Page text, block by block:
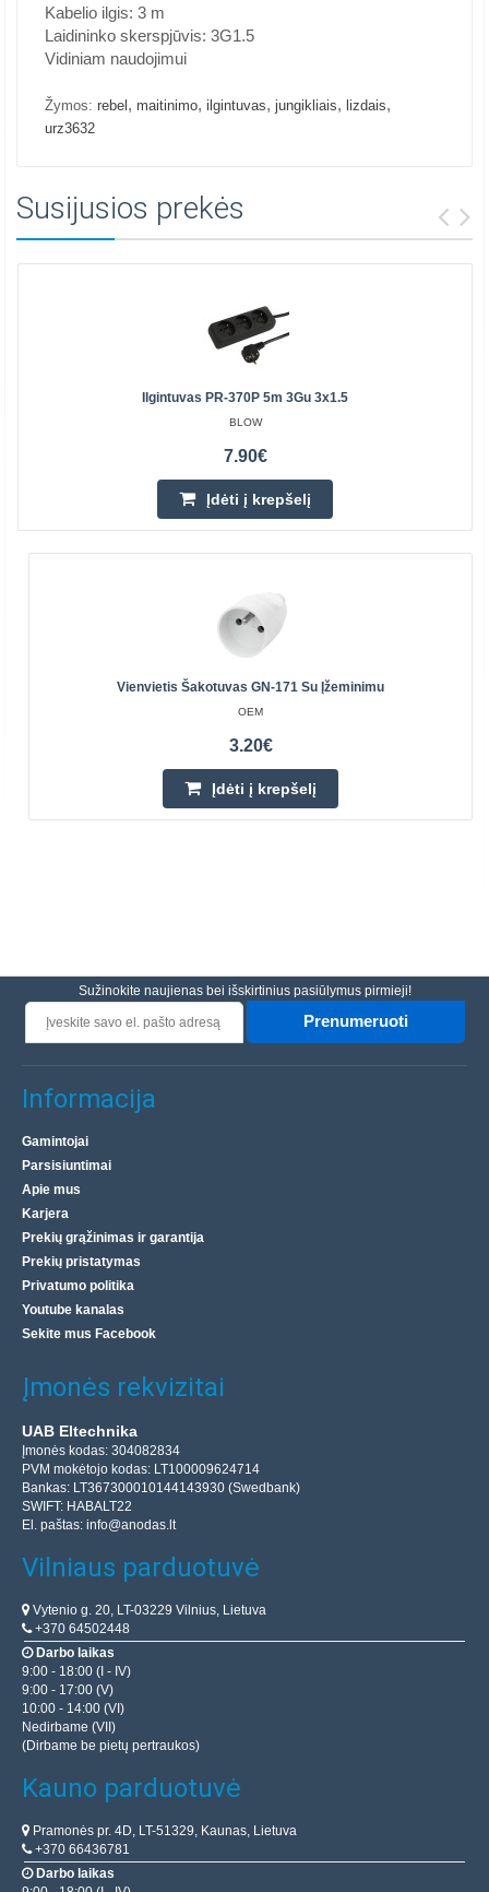
Kabelio ilgis: 3 m
Laidininko skerspjūvis: 3G1.5
Vidiniam naudojimui
Žymos: rebel , maitinimo, ilgintuvas, jungikliais, lizdais,
urz3632
Susijusios prekės
Ilgintuvas PR-370P 5m 3Gu 3x1.5
BLOW
7.90€
Įdėti į krepšelį
Vienvietis Šakotuvas GN-171 Su Įžeminimu
OEM
3.20€
Įdėti į krepšelį
Sužinokite naujienas bei išskirtinius pasiūlymus pirmieji!
Prenumeruoti
Informacija
Gamintojai
Parsisiuntimai
Apie mus
Karjera
Prekių grąžinimas ir garantija
Prekių pristatymas
Privatumo politika
Youtube kanalas
Sekite mus Facebook
Įmonės rekvizitai
UAB Eltechnika
Įmonės kodas: 304082834
PVM mokėtojo kodas: LT100009624714
Bankas: LT367300010144143930 (Swedbank)
SWIFT: HABALT22
El. paštas: info@anodas.lt
Vilniaus parduotuvė
Vytenio g. 20, LT-03229 Vilnius, Lietuva
+370 64502448
Darbo laikas
9:00 - 18:00 (I - IV)
9:00 - 17:00 (V)
10:00 - 14:00 (VI)
Nedirbame (VII)
(Dirbame be pietų pertraukos)
Kauno parduotuvė
Pramonės pr. 4D, LT-51329, Kaunas, Lietuva
+370 66436781
Darbo laikas